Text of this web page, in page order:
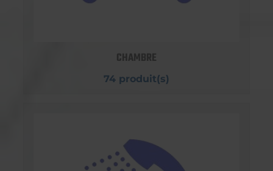
CHAMBRE
74 produit(s)